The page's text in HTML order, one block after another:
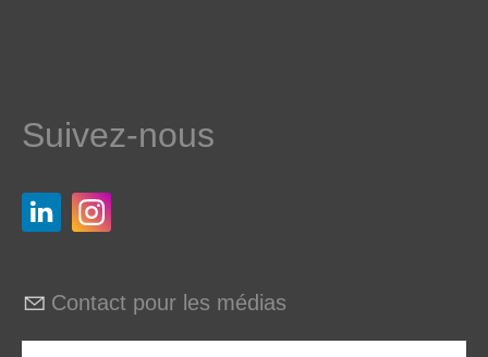
Suivez-nous
Contact pour les médias